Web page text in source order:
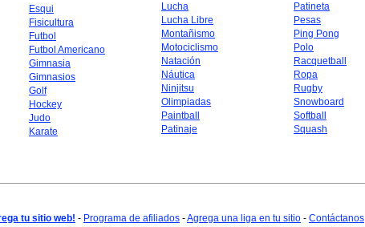
Esqui
Fisicultura
Futbol
Futbol Americano
Gimnasia
Gimnasios
Golf
Hockey
Judo
Karate
Lucha
Lucha Libre
Montañismo
Motociclismo
Natación
Náutica
Ninjitsu
Olimpiadas
Paintball
Patinaje
Patineta
Pesas
Ping Pong
Polo
Racquetball
Ropa
Rugby
Snowboard
Softball
Squash
tu sitio web! - Programa de afiliados -Agrega una liga en tu sitio - Contáctanos